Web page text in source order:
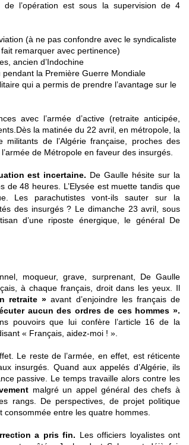
de l’opération est sous la supervision de 4
(à ne pas confondre avec le syndicaliste
remarquer avec pertinence)
ancien d’Indochine
la Première Guerre Mondiale
qui a permis de prendre l’avantage sur le
avec l’armée d’active (retraite anticipée,
la matinée du 22 avril, en métropole, la
de l’Algérie française, proches des
de Métropole en faveur des insurgés.
est incertaine. De Gaulle hésite sur la
48 heures. L’Elysée est muette tandis que
Les parachutistes vont-ils sauter sur la
des insurgés ? Le dimanche 23 avril, sous
d’une riposte énergique, le général De
moqueur, grave, surprenant, De Gaulle
à chaque français, droit dans les yeux. Il
retraite » avant d’enjoindre les français de
aucun des ordres de ces hommes ».
pouvoirs que lui confère l’article 16 de la
« Français, aidez-moi ! ».
Le reste de l’armée, en effet, est réticente
insurgés. Quand aux appelés d’Algérie, ils
passive. Le temps travaille alors contre les
malgré un appel général des chefs à
rangs. De perspectives, de projet politique
entre les quatre hommes.
a pris fin. Les officiers loyalistes ont